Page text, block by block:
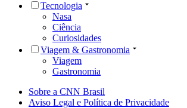
Tecnologia
Nasa
Ciência
Curiosidades
Viagem & Gastronomia
Viagem
Gastronomia
Sobre a CNN Brasil
Aviso Legal e Política de Privacidade